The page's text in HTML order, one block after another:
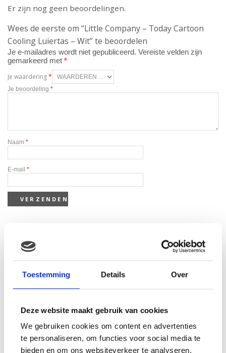
Toestemming Details Over
Deze website maakt gebruik van cookies
We gebruiken cookies om content en advertenties
te personaliseren, om functies voor social media te
bieden en om ons websiteverkeer te analyseren.
Er zijn nog geen beoordelingen.
Wees de eerste om “Little Company – Today Cartoon
Cooling Luiertas – Wit” te beoordelen
Je e-mailadres wordt niet gepubliceerd. Vereiste velden zijn
gemarkeerd met *
Je waardering*
Je beoordeling *
Naam *
E-mail *
Gerelateerde producten